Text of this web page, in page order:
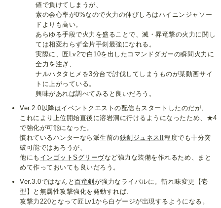
値で負けてしまうが、
素の会心率が0%なので火力の伸びしろはハイニンジャソー
ドよりも高い。
あらゆる手段で火力を盛ることで、滅・昇竜撃の火力に関し
ては相変わらず全片手剣最強になれる。
実際に、匠Lv2で白10を出したコマンドダガーの瞬間火力に
全力を注ぎ、
ナルハタタヒメを3分台で討伐してしまうものが某動画サイ
トに上がっている。
興味があれば調べてみると良いだろう。
Ver.2.0以降はイベントクエストの配信もスタートしたのだが、
これにより上位開始直後に溶岩洞に行けるようになったため、★4
で強化が可能になった。
慣れているハンターなら派生前の鉄剣ジュネスII 程度でも十分突
破可能ではあろうが、
他にも インゴットSグリーヴなど強力な装備を作れるため、まと
めて作っておいても良いだろう。
Ver.3.0ではなんと百竜剣 が強力なライバルに。斬れ味変更【壱
型】と無属性攻撃強化を発動すれば、
攻撃力220となって匠Lv1から白ゲージが出現するようになる。